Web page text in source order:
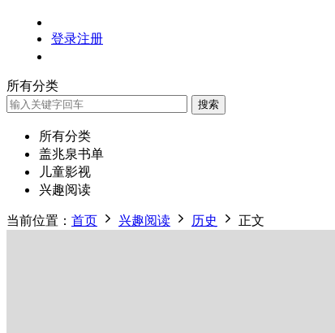
登录注册
所有分类
搜索
所有分类
盖兆泉书单
儿童影视
兴趣阅读
当前位置： 首页 兴趣阅读 历史 正文